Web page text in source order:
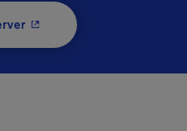
- Cet hyperlien s'ouvrira